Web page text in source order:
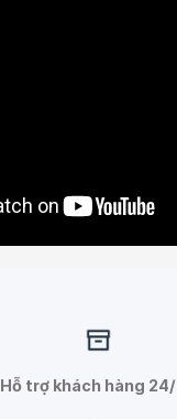
Hỗ trợ khách hàng